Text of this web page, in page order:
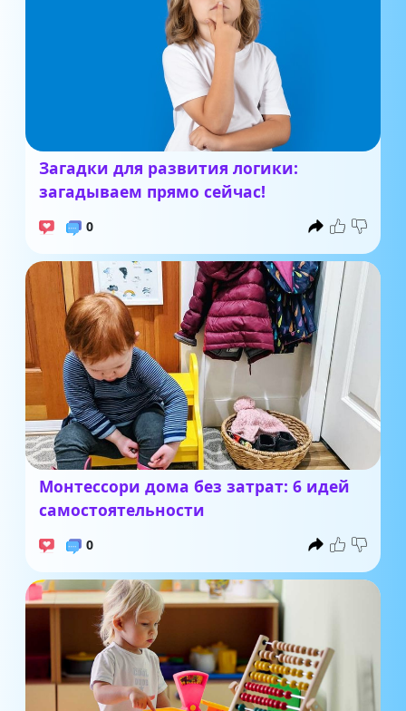
Загадки для развития логики:
загадываем прямо сейчас!
0
Монтессори дома без затрат: 6 идей
самостоятельности
0